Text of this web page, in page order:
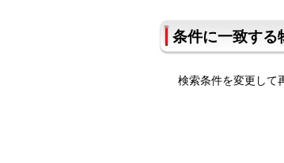
条件に一致する
検索条件を変更して